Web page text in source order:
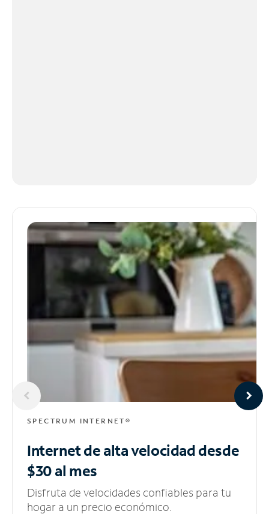
SPECTRUM INTERNET®
Internet de alta velocidaddesde
$30 al mes
Disfruta de velocidades confiables para tu
hogar a un precio económico.